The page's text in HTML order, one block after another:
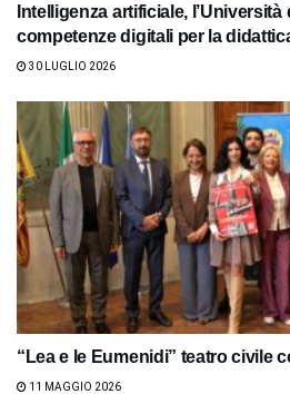
Intelligenza artificiale,
competenze digitali per la
30 LUGLIO 2026
“Lea e le Eumenidi” teatro civile
11 MAGGIO 2026